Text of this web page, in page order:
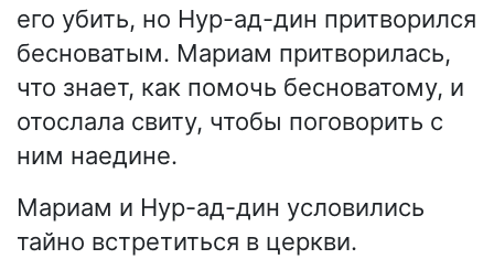
его убить, но Нур-ад-дин притворился
бесноватым. Мариам притворилась,
что знает, как помочь бесноватому, и
отослала свиту, чтобы поговорить с
ним наедине.
Мариам и Нур-ад-дин условились
тайно встретиться в церкви.